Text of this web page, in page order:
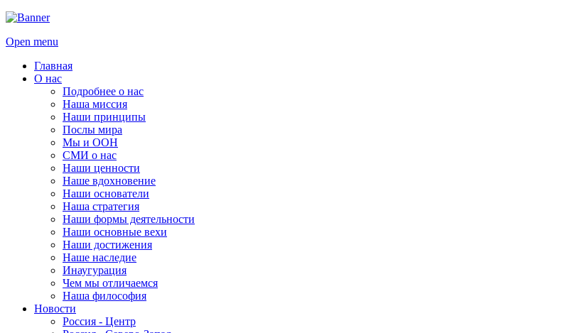
Open menu
Главная
О нас
Подробнее о нас
Наша миссия
Наши принципы
Послы мира
Мы и ООН
СМИ о нас
Наши ценности
Наше вдохновение
Наши основатели
Наша стратегия
Наши формы деятельности
Наши основные вехи
Наши достижения
Наше наследие
Инаугурация
Чем мы отличаемся
Наша философия
Новости
Россия - Центр